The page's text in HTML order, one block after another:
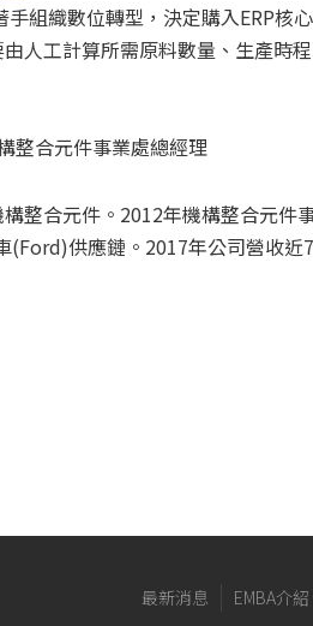
組織數位轉型，決定購入ERP核
人工計算所需原料數量、生產時
整合元件事業處總經理
整合元件。2012年機構整合元
供應鏈。2017年公司營收
最新消息 EMBA介紹